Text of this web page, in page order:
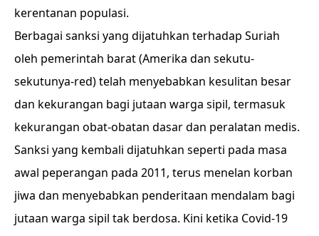
kerentanan populasi.
Berbagai sanksi yang dijatuhkan terhadap Suriah
oleh pemerintah barat (Amerika dan sekutu-
sekutunya-red) telah menyebabkan kesulitan besar
dan kekurangan bagi jutaan warga sipil, termasuk
kekurangan obat-obatan dasar dan peralatan medis.
Sanksi yang kembali dijatuhkan seperti pada masa
awal peperangan pada 2011, terus menelan korban
jiwa dan menyebabkan penderitaan mendalam bagi
jutaan warga sipil tak berdosa. Kini ketika Covid-19